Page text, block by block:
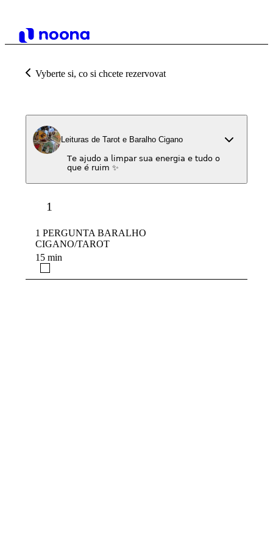
Vyberte si, co si chcete rezervovat
Leituras de Tarot e Baralho Cigano
𝖳𝖾 𝖺𝗃𝗎𝖽𝗈 𝖺 𝗅𝗂𝗆𝗉𝖺𝗋 𝗌𝗎𝖺 𝖾𝗇𝖾𝗋𝗀𝗂𝖺 𝖾 𝗍𝗎𝖽𝗈 𝗈
𝗊𝗎𝖾 𝖾́ 𝗋𝗎𝗂𝗆 ✨
1
1 PERGUNTA BARALHO
CIGANO/TAROT
15 min